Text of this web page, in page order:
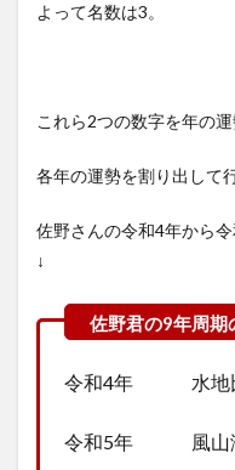
よって名数は3。
これら2つの数字を年の
各年の運勢を割り出して
佐野さんの令和4年から
↓
令和4年 水
令和5年 風